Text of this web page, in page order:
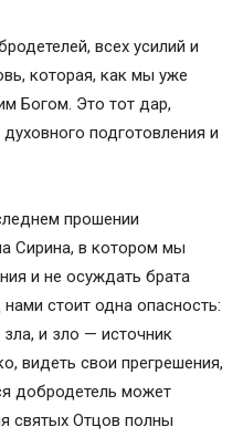
всех усилий и
которая, как мы уже
Богом. Это тот дар,
подготовления и
прошении
Сирина, в котором мы
и не осуждать брата
стоит одна опасность:
и зло — источник
видеть свои прегрешения,
добродетель может
святых Отцов полны